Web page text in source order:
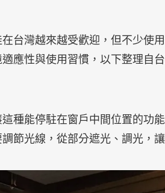
台灣越來越受歡迎，但不少使
應性與使用習慣，以下整理自
種能停駐在窗戶中間位置的功
節光線，從部分遮光、調光，